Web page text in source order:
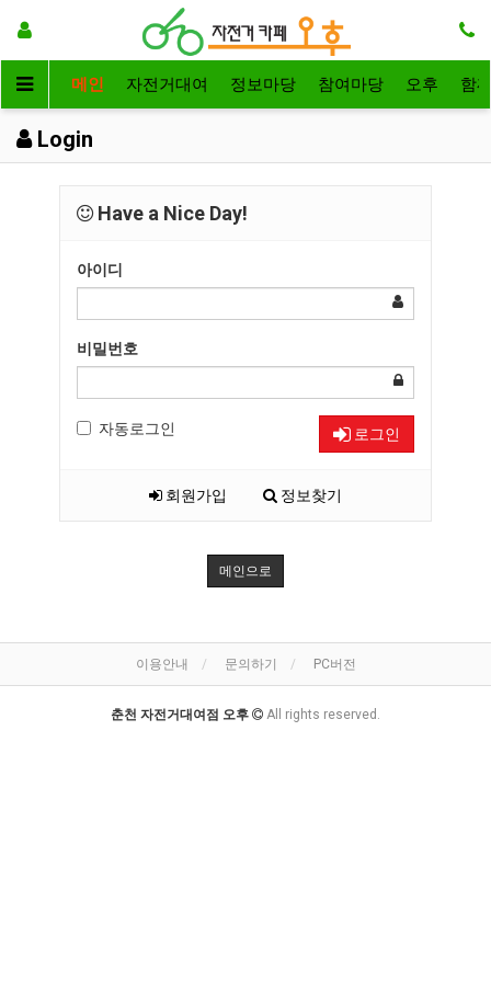
메인 자전거대여 정보마당 참여마당 오후 함
Login
Have a Nice Day!
아이디
비밀번호
자동로그인 로그인
회원가입 정보찾기
메인으로
이용안내 문의하기 PC버전
춘천 자전거대여점 오후 All rights reserved.